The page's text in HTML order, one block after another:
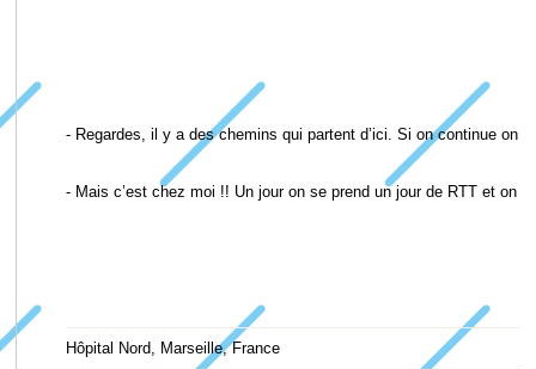
- Regardes, il y a des chemins qui partent d’ici. Si on continue on
- Mais c’est chez moi !! Un jour on se prend un jour de RTT et on
Hôpital Nord, Marseille, France